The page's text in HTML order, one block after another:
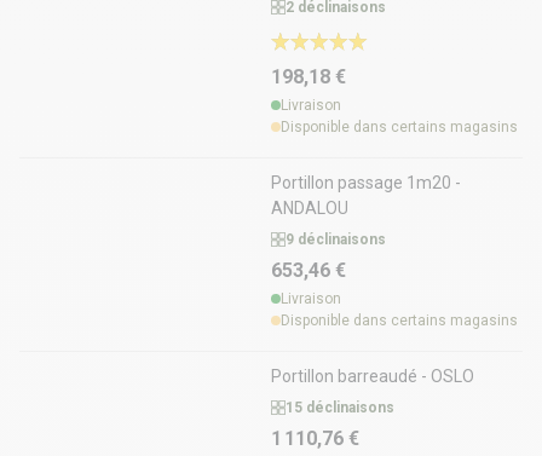
2 déclinaisons
198,18 €
Livraison
Disponible dans certains magasins
Portillon passage 1m20 -
ANDALOU
9 déclinaisons
653,46 €
Livraison
Disponible dans certains magasins
Portillon barreaudé - OSLO
15 déclinaisons
1 110,76 €